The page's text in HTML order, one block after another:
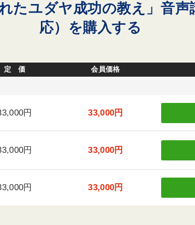
たユダヤ成功の教え」音
応）を購入する
定 価 会員価格
円 33,000円
円 33,000円
円 33,000円